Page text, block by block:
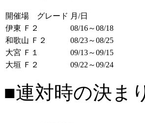
開催場 グレード 月/日
伊東 Ｆ２
08/16～08/18
和歌山 Ｆ２
08/23～08/25
大宮 Ｆ１
09/13～09/15
大垣 Ｆ２
09/22～09/24
■連対時の決ま